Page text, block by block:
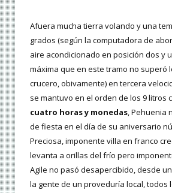
Afuera mucha tierra volando y una
grados (según la computadora de
aire acondicionado en posición dos y
máxima que en este tramo no superó
crucero, obivamente) en tercera
se mantuvo en el orden de los 9 litros
cuatro horas y monedas, Pehuenia
de fiesta en el día de su aniversario
Preciosa, imponente villa en franco
levanta a orillas del frío pero
Agile no pasó desapercibido, desde
la gente de un proveduría local, todos